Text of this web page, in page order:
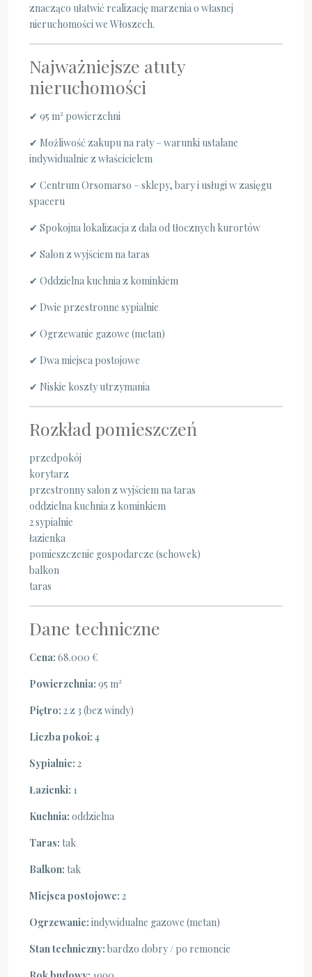
znacząco ułatwić realizację marzenia o własnej
nieruchomości we Włoszech.
Najważniejsze atuty
nieruchomości
✔ 95 m² powierzchni
✔ Możliwość zakupu na raty – warunki ustalane
indywidualnie z właścicielem
✔ Centrum Orsomarso – sklepy, bary i usługi w zasięgu
spaceru
✔ Spokojna lokalizacja z dala od tłocznych kurortów
✔ Salon z wyjściem na taras
✔ Oddzielna kuchnia z kominkiem
✔ Dwie przestronne sypialnie
✔ Ogrzewanie gazowe (metan)
✔ Dwa miejsca postojowe
✔ Niskie koszty utrzymania
Rozkład pomieszczeń
przedpokój
korytarz
przestronny salon z wyjściem na taras
oddzielna kuchnia z kominkiem
2 sypialnie
łazienka
pomieszczenie gospodarcze (schowek)
balkon
taras
Dane techniczne
Cena: 68.000 €
Powierzchnia: 95 m²
Piętro: 2 z 3 (bez windy)
Liczba pokoi: 4
Sypialnie: 2
Łazienki: 1
Kuchnia: oddzielna
Taras: tak
Balkon: tak
Miejsca postojowe: 2
Ogrzewanie: indywidualne gazowe (metan)
Stan techniczny: bardzo dobry / po remoncie